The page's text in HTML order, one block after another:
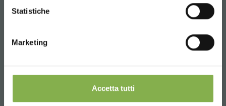
Statistiche
Marketing
Accetta tutti